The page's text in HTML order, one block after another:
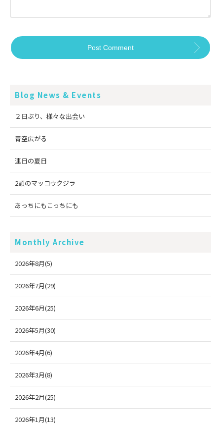
Blog News & Events
２日ぶり、様々な出会い
青空広がる
連日の夏日
2頭のマッコウクジラ
あっちにもこっちにも
Monthly Archive
2026年8月(5)
2026年7月(29)
2026年6月(25)
2026年5月(30)
2026年4月(6)
2026年3月(8)
2026年2月(25)
2026年1月(13)